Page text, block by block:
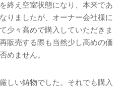
終え空室状態になり、本来であ
りましたが、オーナー会社様に
少々高めで購入していただきま
販売する際も当然少し高めの価
めません。
しい鋳物でした。それでも購入